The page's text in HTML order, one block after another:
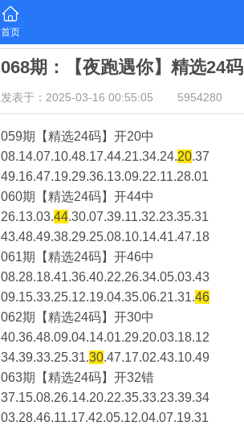
首页
068期：【夜跑遇你】精选24码
发表于：2025-03-16 00:55:05 5954280
059期【精选24码】开20中
08.14.07.10.48.17.44.21.34.24.20.37
49.16.47.19.29.36.13.09.22.11.28.01
060期【精选24码】开44中
26.13.03.44.30.07.39.11.32.23.35.31
43.48.49.38.29.25.08.10.14.41.47.18
061期【精选24码】开46中
08.28.18.41.36.40.22.26.34.05.03.43
09.15.33.25.12.19.04.35.06.21.31.46
062期【精选24码】开30中
40.36.48.09.04.14.01.29.20.03.18.12
34.39.33.25.31.30.47.17.02.43.10.49
063期【精选24码】开32错
37.15.08.26.14.20.22.35.33.23.39.34
03.28.46.11.17.42.05.12.04.07.19.31